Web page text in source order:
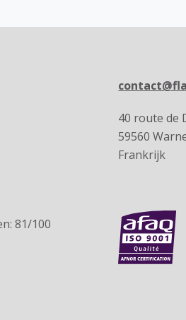
81/100
40 route de
59560
Frankrijk